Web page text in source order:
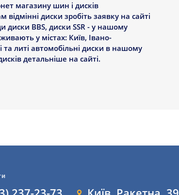
магазину шин і дисків
диски зробіть заявку на сайті
диски BBS, диски SSR - у нашому
у містах: Київ, Івано-
литі автомобільні диски в нашому
детальніше на сайті.